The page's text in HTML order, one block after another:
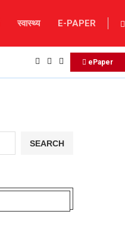
स्वास्थ्य E-PAPER
ePaper
SEARCH